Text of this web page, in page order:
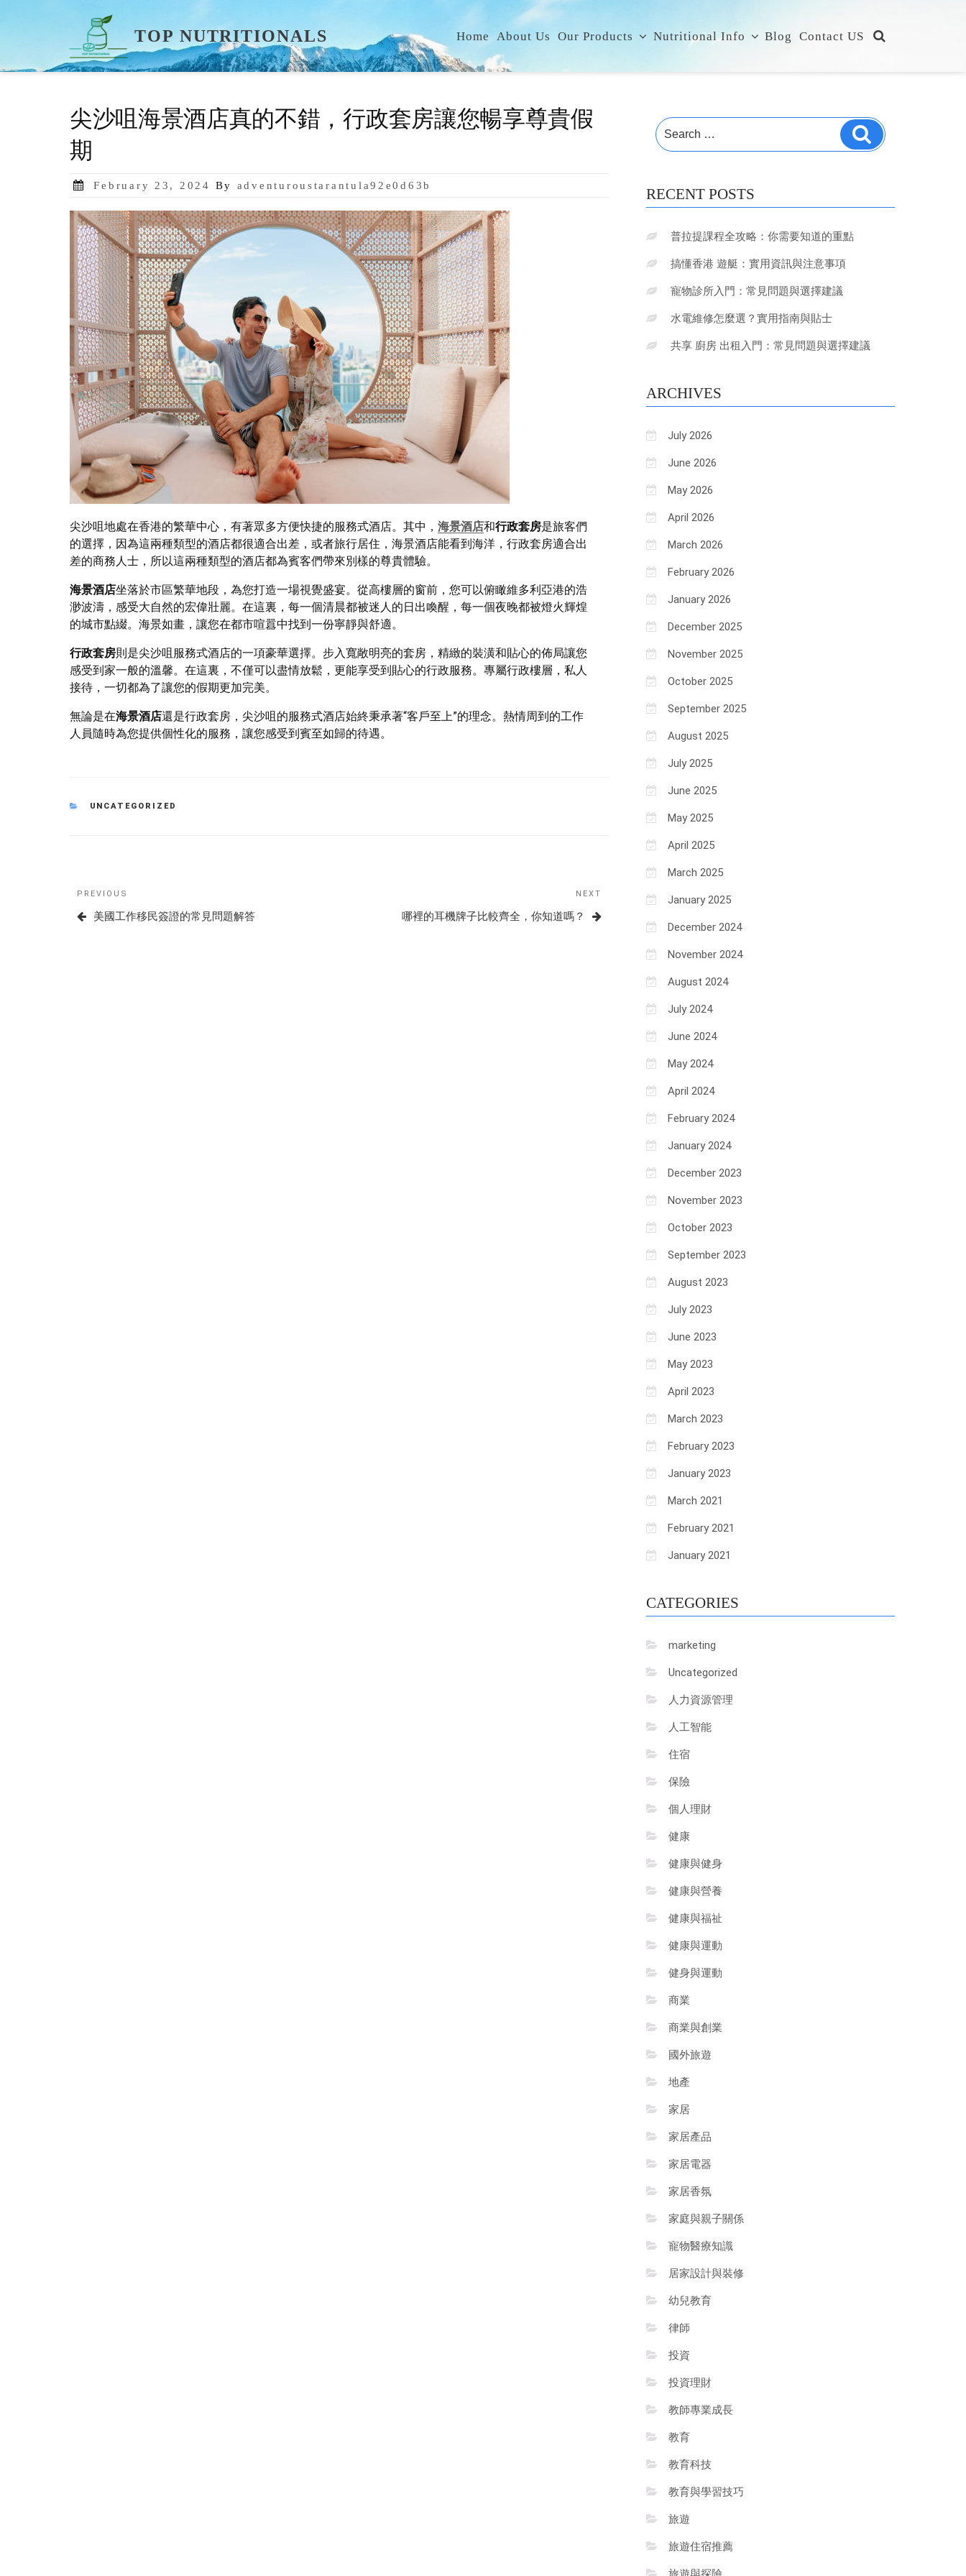
TOP NUTRITIONALS Home About Us Our Products Nutritional Info Blog Contact US
尖沙咀海景酒店真的不錯，行政套房讓您暢享尊貴假
期
Posted
February 23, 2024 By adventuroustarantula92e0d63b
尖沙咀地處在香港的繁華中心，有著眾多方便快捷的服務式酒店。其中， 海景酒店和行政套房是旅客們
的選擇，因為這兩種類型的酒店都很適合出差，或者旅行居住，海景酒店能看到海洋，行政套房適合出
差的商務人士，所以這兩種類型的酒店都為賓客們帶來別樣的尊貴體驗。
海景酒店坐落於市區繁華地段，為您打造一場視覺盛宴。從高樓層的窗前，您可以俯瞰維多利亞港的浩
渺波濤，感受大自然的宏偉壯麗。在這裏，每一個清晨都被迷人的日出喚醒，每一個夜晚都被燈火輝煌
的城市點綴。海景如畫，讓您在都市喧囂中找到一份寧靜與舒適。
行政套房則是尖沙咀服務式酒店的一項豪華選擇。步入寬敞明亮的套房，精緻的裝潢和貼心的佈局讓您
感受到家一般的溫馨。在這裏，不僅可以盡情放鬆，更能享受到貼心的行政服務。專屬行政樓層，私人
接待，一切都為了讓您的假期更加完美。
無論是在海景酒店還是行政套房，尖沙咀的服務式酒店始終秉承著“客戶至上”的理念。熱情周到的工作
人員隨時為您提供個性化的服務，讓您感受到賓至如歸的待遇。
CATEGORIES
UNCATEGORIZED
navigation
Previous
Post
PREVIOUS
美國工作移民簽證的常見問題解答
Post
NEXT
哪裡的耳機牌子比較齊全，你知道嗎？
Search
for:
Search
RECENT POSTS
普拉提課程全攻略：你需要知道的重點
搞懂香港 遊艇：實用資訊與注意事項
寵物診所入門：常見問題與選擇建議
水電維修怎麼選？實用指南與貼士
共享 廚房 出租入門：常見問題與選擇建議
ARCHIVES
July 2026
June 2026
May 2026
April 2026
March 2026
February 2026
January 2026
December 2025
November 2025
October 2025
September 2025
August 2025
July 2025
June 2025
May 2025
April 2025
March 2025
January 2025
December 2024
November 2024
August 2024
July 2024
June 2024
May 2024
April 2024
February 2024
January 2024
December 2023
November 2023
October 2023
September 2023
August 2023
July 2023
June 2023
May 2023
April 2023
March 2023
February 2023
January 2023
March 2021
February 2021
January 2021
CATEGORIES
marketing
Uncategorized
人力資源管理
人工智能
住宿
保險
個人理財
健康
健康與健身
健康與營養
健康與福祉
健康與運動
健身與運動
商業
商業與創業
國外旅遊
地產
家居
家居產品
家居電器
家居香氛
家庭與親子關係
寵物醫療知識
居家設計與裝修
幼兒教育
律師
投資
投資理財
教師專業成長
教育
教育科技
教育與學習技巧
旅遊
旅遊住宿推薦